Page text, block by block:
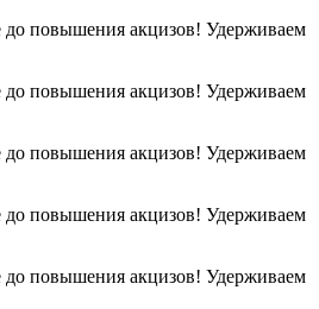
до повышения акцизов! Удерживаем
до повышения акцизов! Удерживаем
до повышения акцизов! Удерживаем
до повышения акцизов! Удерживаем
до повышения акцизов! Удерживаем